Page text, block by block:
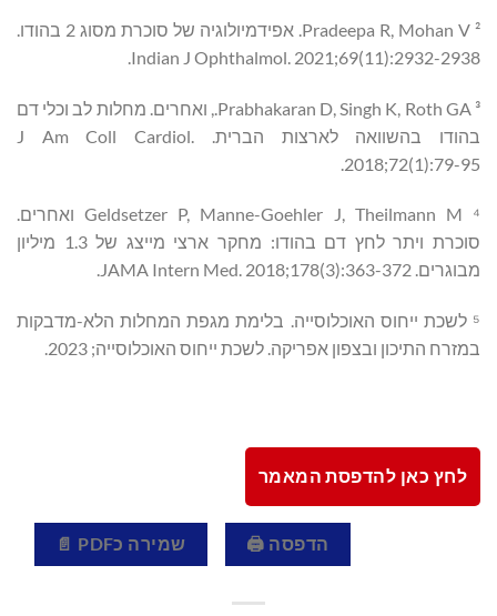
² Pradeepa R, Mohan V. אפידמיולוגיה של סוכרת מסוג 2 בהודו.
Indian J Ophthalmol. 2021;69(11):2932-2938.
³ Prabhakaran D, Singh K, Roth GA., ואחרים. מחלות לב וכלי דם
בהודו בהשוואה לארצות הברית. J Am Coll Cardiol.
2018;72(1):79-95.
⁴ Geldsetzer P, Manne-Goehler J, Theilmann M ואחרים.
סוכרת ויתר לחץ דם בהודו: מחקר ארצי מייצג של 1.3 מיליון
מבוגרים. JAMA Intern Med. 2018;178(3):363-372.
⁵ לשכת ייחוס האוכלוסייה. בלימת מגפת המחלות הלא-מדבקות
במזרח התיכון ובצפון אפריקה. לשכת ייחוס האוכלוסייה; 2023.
לחץ כאן להדפסת המאמר
הדפסה 🖨 שמירה כPDF 📄